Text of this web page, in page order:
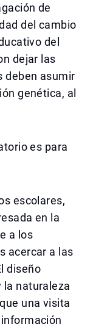
de
del cambio
del
dejar las
deben asumir
genética, al
es para
escolares,
en la
a los
acercar a las
diseño
la naturaleza
una visita